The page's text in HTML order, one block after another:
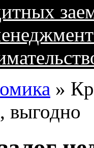
»
выгодно